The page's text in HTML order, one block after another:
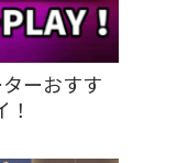
ーおすす